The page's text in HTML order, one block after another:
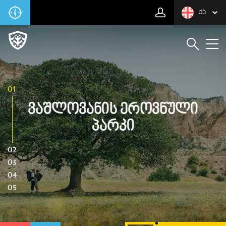
ᲥᲐ
01
02
03
04
05
Ვაშლოვანის Ეროვნული
Პარკი